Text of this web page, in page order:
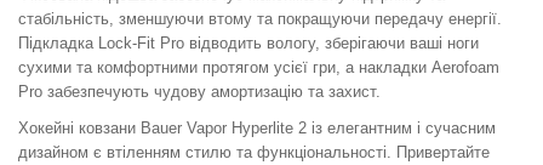
стабільність, зменшуючи втому та покращуючи передачу енергії.
Підкладка Lock-Fit Pro відводить вологу, зберігаючи ваші ноги
сухими та комфортними протягом усієї гри, а накладки Aerofoam
Pro забезпечують чудову амортизацію та захист.
Хокейні ковзани Bauer Vapor Hyperlite 2 із елегантним і сучасним
дизайном є втіленням стилю та функціональності. Привертайте